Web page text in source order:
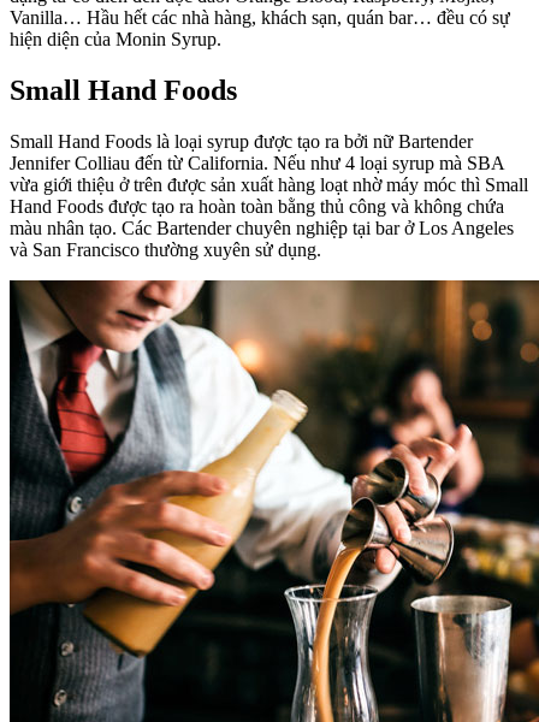
Vanilla… Hầu hết các nhà hàng, khách sạn, quán bar… đều có sự
hiện diện của Monin Syrup.
Small Hand Foods
Small Hand Foods là loại syrup được tạo ra bởi nữ Bartender
Jennifer Colliau đến từ California. Nếu như 4 loại syrup mà SBA
vừa giới thiệu ở trên được sản xuất hàng loạt nhờ máy móc thì Small
Hand Foods được tạo ra hoàn toàn bằng thủ công và không chứa
màu nhân tạo. Các Bartender chuyên nghiệp tại bar ở Los Angeles
và San Francisco thường xuyên sử dụng.